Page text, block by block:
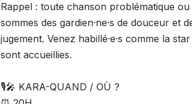
Rappel : toute chanson problématique
sommes des gardien·ne·s de douceur et
jugement. Venez habillé·e·s comme la
sont accueillies.
🎙️🎤 KARA-QUAND / OÙ ?